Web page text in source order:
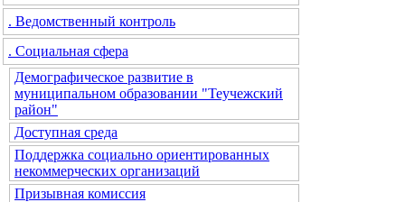
. Ведомственный контроль
. Социальная сфера
Демографическое развитие в
муниципальном образовании "Теучежский
район"
Доступная среда
Поддержка социально ориентированных
некоммерческих организаций
Призывная комиссия